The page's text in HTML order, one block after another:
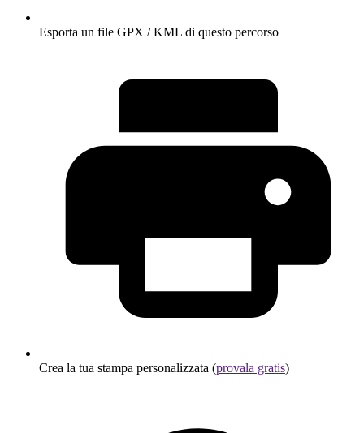
Esporta un file GPX / KML di questo percorso
Crea la tua stampa personalizzata (provala gratis)